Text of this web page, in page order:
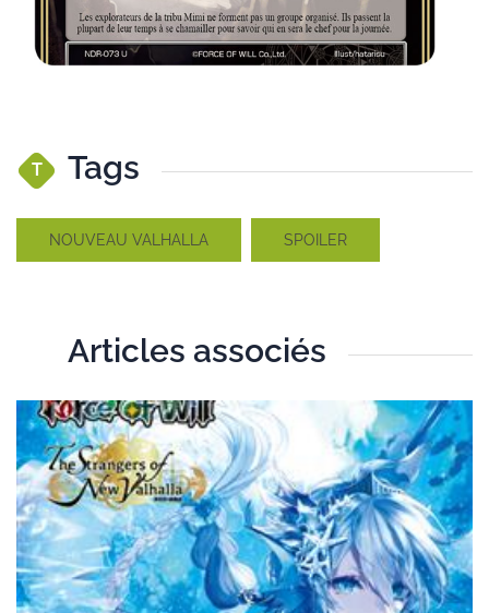
T Tags
NOUVEAU VALHALLA SPOILER
Articles associés